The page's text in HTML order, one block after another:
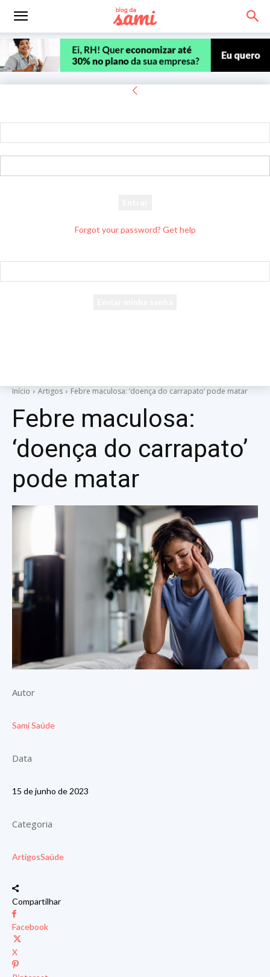
Forgot your password? Get help
Início Artigos Febre maculosa: ‘doença do carrapato’ pode matar
Febre maculosa:
‘doença do carrapato’
pode matar
Autor
Sami Saúde
Data
15 de junho de 2023
Categoria
ArtigosSaúde
Compartilhar
Facebook
X